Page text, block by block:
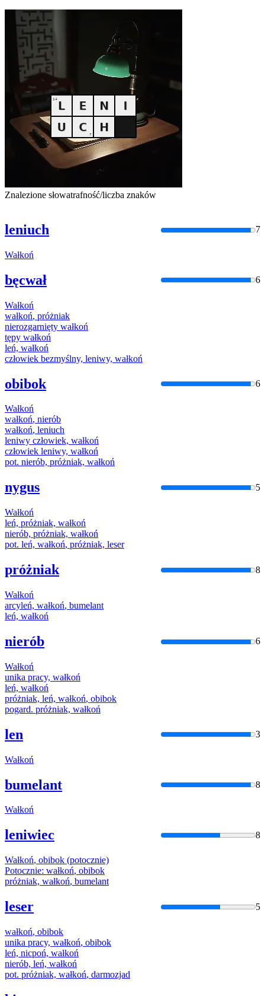
Znalezione słowatrafność/liczba znaków
leniuch 7
Wałkoń
bęcwał 6
Wałkoń
wałkoń, próżniak
nierozgarnięty wałkoń
tępy wałkoń
leń, wałkoń
człowiek bezmyślny, leniwy, wałkoń
obibok 6
Wałkoń
wałkoń, nierób
wałkoń, leniuch
leniwy człowiek, wałkoń
człowiek leniwy, wałkoń
pot. nierób, próżniak, wałkoń
nygus 5
Wałkoń
leń, próżniak, wałkoń
nierób, próżniak, wałkoń
pot. leń, wałkoń, próżniak, leser
próżniak 8
Wałkoń
arcyleń, wałkoń, bumelant
leń, wałkoń
nierób 6
Wałkoń
unika pracy, wałkoń
leń, wałkoń
próżniak, leń, wałkoń, obibok
pogard. próżniak, wałkoń
len 3
Wałkoń
bumelant 8
Wałkoń
leniwiec 8
Wałkoń, obibok (potocznie)
Potocznie: wałkoń, obibok
próżniak, wałkoń, bumelant
leser 5
wałkoń, obibok
unika pracy, wałkoń, obibok
leń, nicpoń, wałkoń
nierób, leń, wałkoń
pot. próżniak, wałkoń, darmozjad